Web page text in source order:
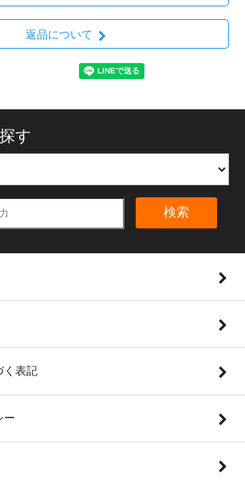
返品について
す
検索
く表記
ー